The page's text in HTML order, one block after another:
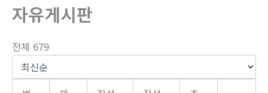
자유게시판
전체 679